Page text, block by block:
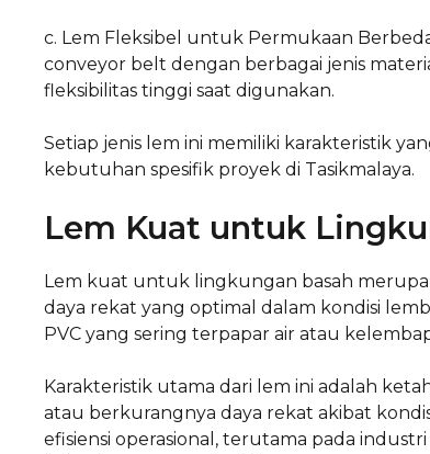
c. Lem Fleksibel untuk Permukaan
conveyor belt dengan berbagai jenis
fleksibilitas tinggi saat digunakan.
Setiap jenis lem ini memiliki karakteristik
kebutuhan spesifik proyek di Tasikmalaya.
Lem Kuat untuk
Lem kuat untuk lingkungan basah
daya rekat yang optimal dalam kondisi
PVC yang sering terpapar air atau
Karakteristik utama dari lem ini adalah
atau berkurangnya daya rekat akibat
efisiensi operasional, terutama pada